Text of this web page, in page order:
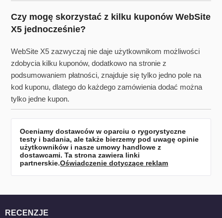
Czy mogę skorzystać z kilku kuponów WebSite
X5 jednocześnie?
WebSite X5 zazwyczaj nie daje użytkownikom możliwości
zdobycia kilku kuponów, dodatkowo na stronie z
podsumowaniem płatności, znajduje się tylko jedno pole na
kod kuponu, dlatego do każdego zamówienia dodać można
tylko jedne kupon.
Oceniamy dostawców w oparciu o rygorystyczne
testy i badania, ale także bierzemy pod uwagę opinie
użytkowników i nasze umowy handlowe z
dostawcami. Ta strona zawiera linki
partnerskie.Oświadczenie dotyczące reklam
RECENZJE